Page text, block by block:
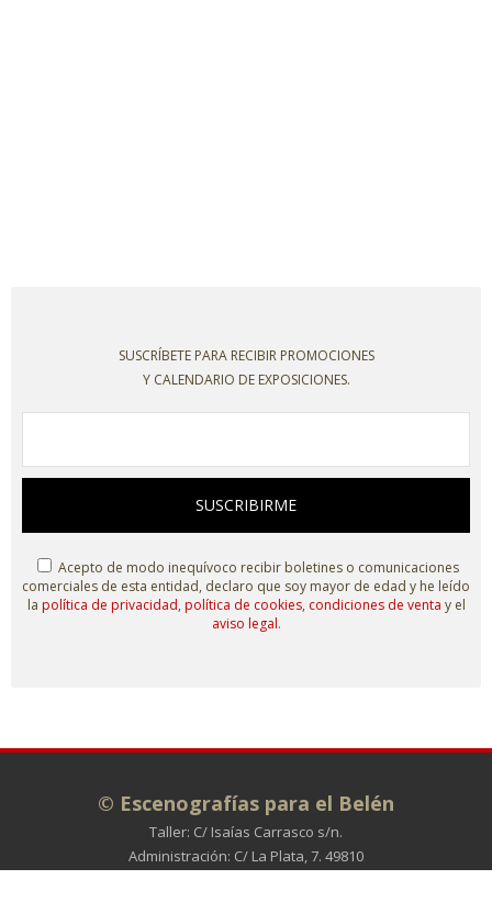
SUSCRÍBETE PARA RECIBIR PROMOCIONES
Y CALENDARIO DE EXPOSICIONES.
SUSCRIBIRME
Acepto de modo inequívoco recibir boletines o comunicaciones
comerciales de esta entidad, declaro que soy mayor de edad y he leído
la política de privacidad, política de cookies, condiciones de venta y el
aviso legal.
© Escenografías para el Belén
Taller: C/ Isaías Carrasco s/n.
Administración: C/ La Plata, 7. 49810